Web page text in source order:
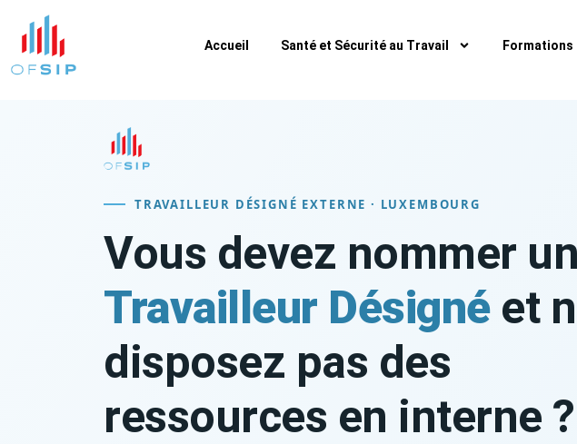
Accueil Santé et Sécurité au Travail Formations
TRAVAILLEUR DÉSIGNÉ EXTERNE · LUXEMBOURG
Vous devez nommer un
Travailleur Désignéet
disposez pas des
ressources en interne ?